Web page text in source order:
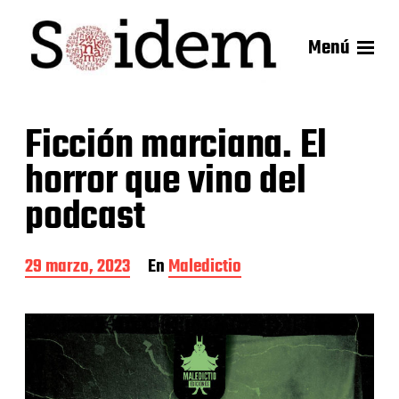
Menú
Ficción marciana. El
horror que vino del
podcast
F
e
h
a
l
29 marzo, 2023 EnMaledictio